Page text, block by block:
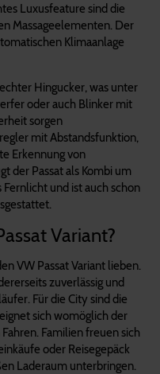
Luxusfeature sind die
Massageelementen. Der
Klimaanlage
Hingucker, was unter
oder auch Blinker mit
sorgen
mit Abstandsfunktion,
Erkennung von
der Passat als Kombi um
und ist auch schon
Variant?
VW Passat Variant lieben.
zuverlässig und
Für die City sind die
sich womöglich der
Familien freuen sich
oder Reisegepäck
Laderaum unterbringen.